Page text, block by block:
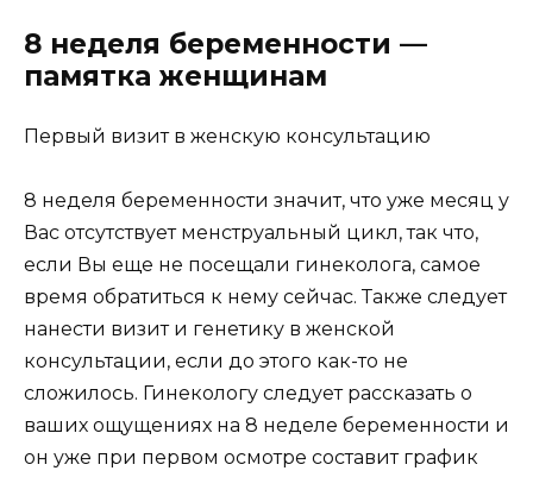
8 неделя беременности —
памятка женщинам
Первый визит в женскую консультацию
8 неделя беременности значит, что уже месяц у
Вас отсутствует менструальный цикл, так что,
если Вы еще не посещали гинеколога, самое
время обратиться к нему сейчас. Также следует
нанести визит и генетику в женской
консультации, если до этого как-то не
сложилось. Гинекологу следует рассказать о
ваших ощущениях на 8 неделе беременности и
он уже при первом осмотре составит график